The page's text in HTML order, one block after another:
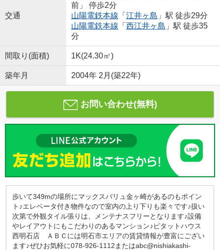
交通
前」 停歩2分
山陽電鉄本線 「 江井ヶ島 」駅 徒歩29分
山陽電鉄本線 「 西江井ヶ島 」駅 徒歩35
分
間取り(面積) 1K(24.30㎡)
築年月 2004年 2月(築22年)
お問い合わせ(無料)
歩いて349mの場所にマックスバリュ金ヶ崎があるのもポイン
ト♪エレベータ付き物件なので室内の上り下りも楽々です♪扱い
次第で外観タイル張りは、メンテナスフリーとなります♪設備
やレイアウトにもこだわりのあるマンション♪ピタットハウス
西明石店 ＡＢＣには明石市エリアの賃貸情報が豊富にござい
ます♪ぜひお気軽に078-926-1112またはabc@nishiakashi-